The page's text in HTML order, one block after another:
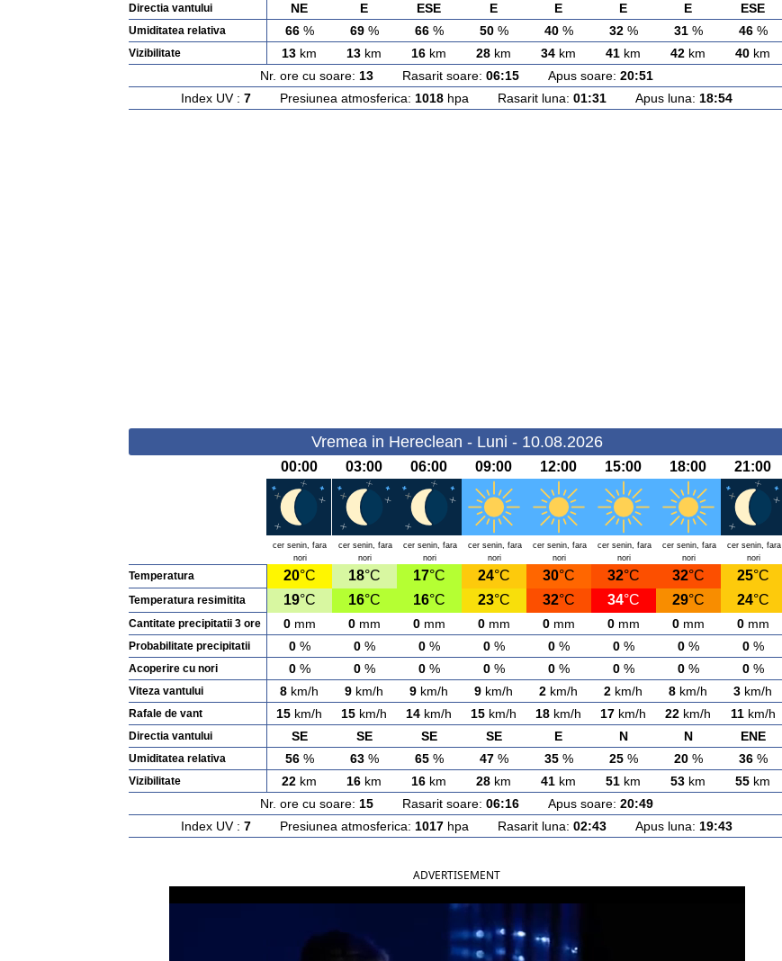
Directia vantului NE E ESE E E E E ESE
Umiditatea relativa 66% 69% 66% 50% 40% 32% 31% 46%
Vizibilitate 13 km 13 km 16 km 28 km 34 km 41 km 42 km 40 km
Nr. ore cu soare: 13 Rasarit soare: 06:15 Apus soare: 20:51
Index UV : 7 Presiunea atmosferica: 1018 hpa Rasarit luna: 01:31 Apus luna: 18:54
Vremea in Hereclean - Luni - 10.08.2026
00:00 03:00 06:00 09:00 12:00 15:00 18:00 21:00
cer senin, fara
nori
cer senin, fara
nori
cer senin, fara
nori
cer senin, fara
nori
cer senin, fara
nori
cer senin, fara
nori
cer senin, fara
nori
cer senin, fara
nori
Temperatura 20°C 18°C 17°C 24°C 30°C 32°C 32°C 25°C
Temperatura resimitita 19°C 16°C 16°C 23°C 32°C 34°C 29°C 24°C
Cantitate precipitatii 3 ore 0mm 0mm 0mm 0mm 0mm 0mm 0mm 0mm
Probabilitate precipitatii 0% 0% 0% 0% 0% 0% 0% 0%
Acoperire cu nori 0% 0% 0% 0% 0% 0% 0% 0%
Viteza vantului 8 km/h 9 km/h 9 km/h 9 km/h 2 km/h 2 km/h 8 km/h 3 km/h
Rafale de vant 15 km/h 15 km/h 14 km/h 15 km/h 18 km/h 17 km/h 22 km/h 11km/h
Directia vantului SE SE SE SE E N N ENE
Umiditatea relativa 56% 63% 65% 47% 35% 25% 20% 36%
Vizibilitate 22 km 16 km 16 km 28 km 41 km 51 km 53 km 55 km
Nr. ore cu soare: 15 Rasarit soare: 06:16 Apus soare: 20:49
Index UV : 7 Presiunea atmosferica: 1017 hpa Rasarit luna: 02:43 Apus luna: 19:43
ADVERTISEMENT